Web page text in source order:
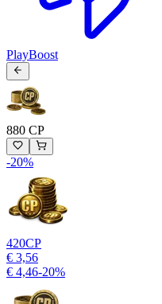
PlayBoost
880 CP
-20%
420CP
€ 3,56
€ 4,46-20%